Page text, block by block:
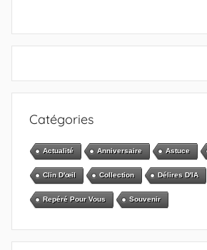
Catégories
Actualité Anniversaire Astuce
Clin D'œil Collection Délires D'IA
Repéré Pour Vous Souvenir